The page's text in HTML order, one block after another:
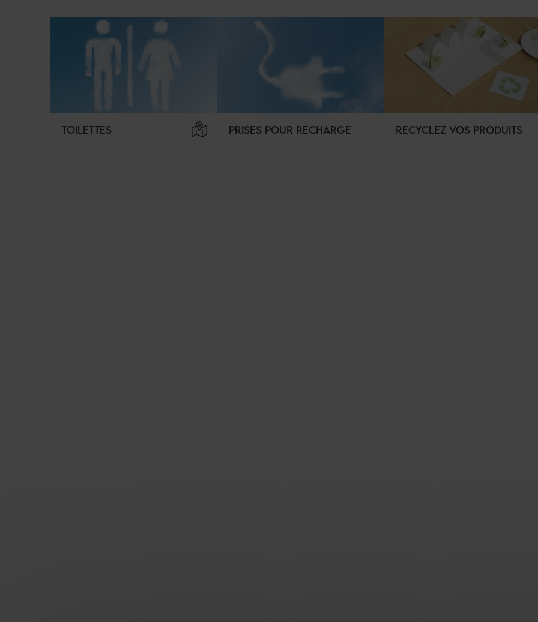
TOILETTES PRISES POUR RECHARGE RECYCLEZ VOS PRODUITS